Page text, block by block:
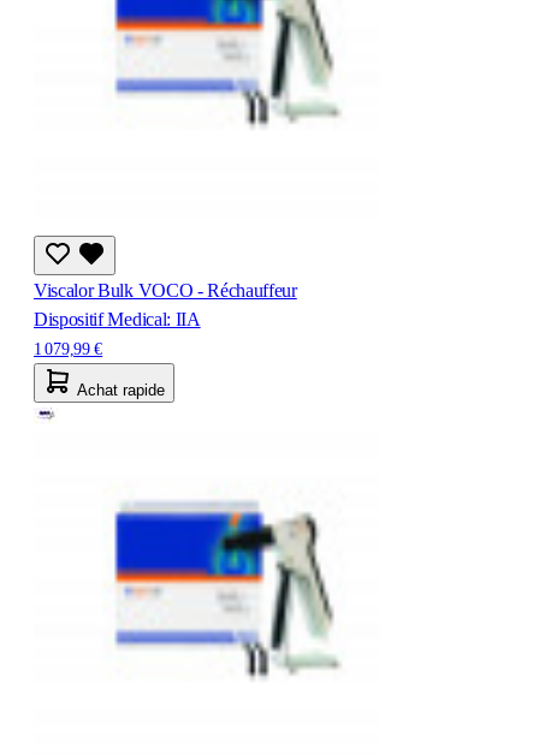
Viscalor Bulk VOCO - Réchauffeur
Dispositif Medical: IIA
1 079,99 €
Achat rapide